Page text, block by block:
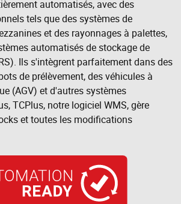
automatisés, avec des
tels que des systèmes de
et des rayonnages à palettes,
automatisés de stockage de
Ils s'intègrent parfaitement dans des
de prélèvement, des véhicules à
(AGV) et d'autres systèmes
TCPlus, notre logiciel WMS, gère
et toutes les modifications